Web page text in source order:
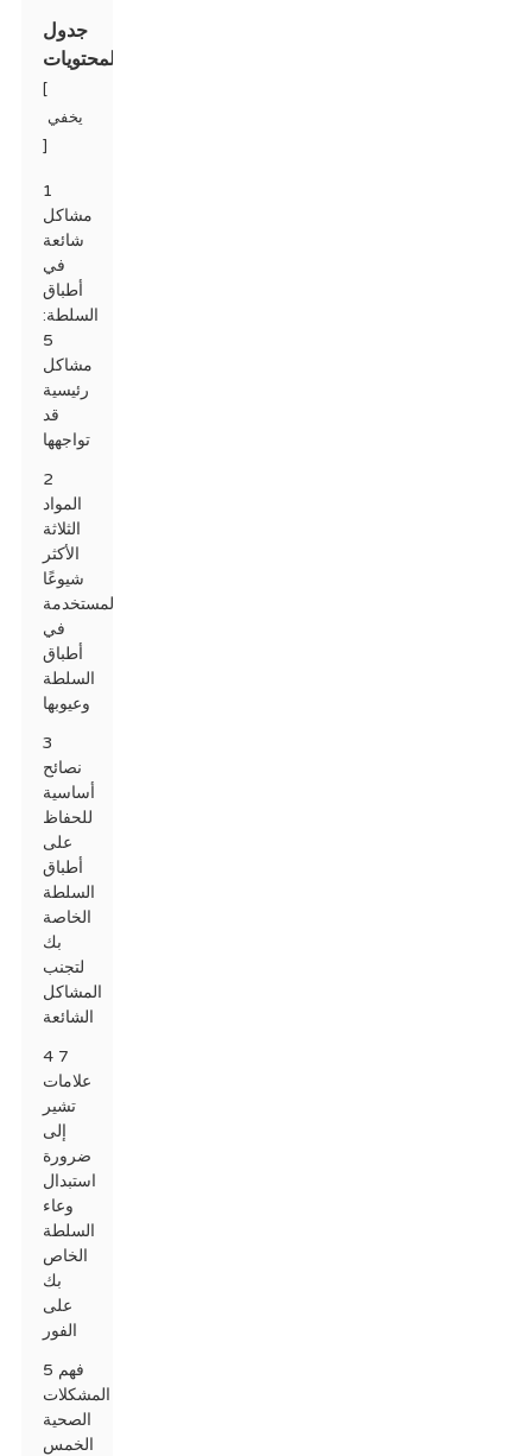
جدول
المحتويات
[
يخفي
]
1
مشاكل
شائعة
في
أطباق
السلطة:
5
مشاكل
رئيسية
قد
تواجهها
2
المواد
الثلاثة
الأكثر
شيوعًا
المستخدمة
في
أطباق
السلطة
وعيوبها
3
نصائح
أساسية
للحفاظ
على
أطباق
السلطة
الخاصة
بك
لتجنب
المشاكل
الشائعة
4 7
علامات
تشير
إلى
ضرورة
استبدال
وعاء
السلطة
الخاص
بك
على
الفور
5 فهم
المشكلات
الصحية
الخمس